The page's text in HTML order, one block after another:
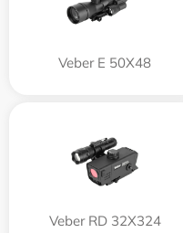
Veber E 50X48
Veber RD 32X324